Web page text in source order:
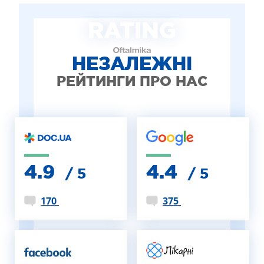
ДИТЯЧА ОФТАЛЬМОЛОГІЯ
ЛІКУВАННЯ ЗАХВОРЮВАНЬ СІТКІВКИ
ЕСТЕТИЧНА ХІРУРГІЯ
НЕЗАЛЕЖНІ
РЕЙТИНГИ ПРО НАС
4.9 / 5
170
4.4 / 5
375